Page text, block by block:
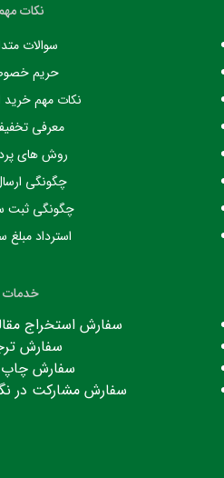
نکات
سوالات
حریم
نکات مهم خرید
معرفی
روش های
چگونگی
چگونگی ثبت
استرداد
خدمات
سفارش استخراج
سفارش
سفارش چاپ
سفارش مشارکت در